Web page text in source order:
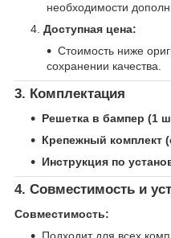
необходимости
Доступная цена:
Стоимость ниже
сохранении качества.
3. Комплектация
Решетка в бампер (1
Крепежный комплект
Инструкция по
4. Совместимость и
Совместимость:
Подходит для всех